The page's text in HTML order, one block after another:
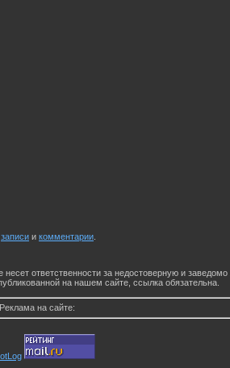
записи и комментарии
ответственности за недостоверную и
на нашем сайте, ссылка обязательна.
Реклама на сайте: